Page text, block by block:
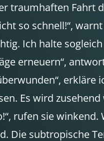
traumhaften Fahrt
so schnell!“,
Ich halte
erneuern“,
erkläre
Es wird
rufen sie
Die subtropische